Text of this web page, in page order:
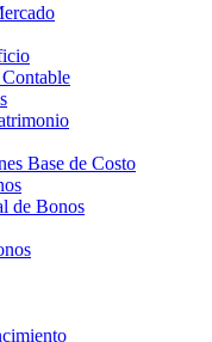
Base de Costo
de Bonos